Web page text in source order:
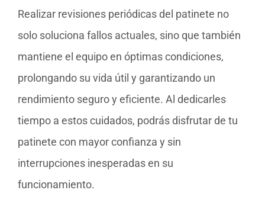
Realizar revisiones periódicas del patinete no
solo soluciona fallos actuales, sino que también
mantiene el equipo en óptimas condiciones,
prolongando su vida útil y garantizando un
rendimiento seguro y eficiente. Al dedicarles
tiempo a estos cuidados, podrás disfrutar de tu
patinete con mayor confianza y sin
interrupciones inesperadas en su
funcionamiento.